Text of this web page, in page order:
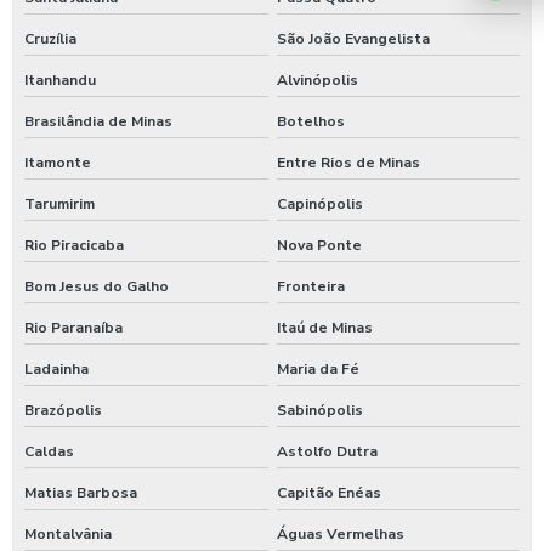
Cruzília São João Evangelista
Itanhandu Alvinópolis
Brasilândia de Minas Botelhos
Itamonte Entre Rios de Minas
Tarumirim Capinópolis
Rio Piracicaba Nova Ponte
Bom Jesus do Galho Fronteira
Rio Paranaíba Itaú de Minas
Ladainha Maria da Fé
Brazópolis Sabinópolis
Caldas Astolfo Dutra
Matias Barbosa Capitão Enéas
Montalvânia Águas Vermelhas